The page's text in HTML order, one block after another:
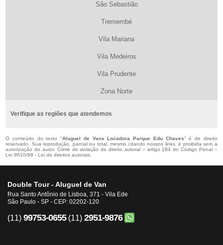
São Sebastião
Tremembé
Vila Mariana
Vila Medeiros
Vila Prudente
Zona Norte
Verifique as regiões que atendemos
O conteúdo do texto "Aluguel de Vans Locadora Parque Edu Chaves" é de direito
reservado. Sua reprodução, parcial ou total, mesmo citando nossos links, é proibida sem a
autorização do autor. Crime de violação de direito autoral – artigo 184 do Código Penal –
Lei 9610/98 - Lei de direitos autorais
Double Tour - Aluguel de Van
Rua Santo Antônio de Lisboa, 371 - Vila Ede
São Paulo - SP - CEP: 02202-120
(11) 99753-0655 (11) 2951-9876